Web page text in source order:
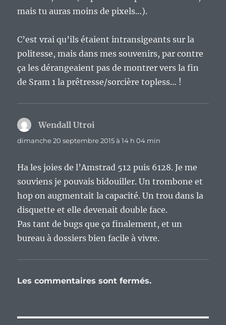
mais tu auras moins de pixels…).
C’est vrai qu’ils étaient intransigeants sur la
politesse, mais dans mes souvenirs, par contre
ça les dérangeaient pas de montrer vers la fin
de Sram 1 la prêtresse/sorcière topless… !
Wendall Utroi
dimanche 20 septembre 2015 à 14 h 04 min
Ha les joies de l’Amstrad 512 puis 6128. Je me
souviens je pouvais bidouiller. Un trombone et
hop on augmentait la capacité. Un trou dans la
disquette et elle devenait double face.
Pas tant de bugs que ça finalement, et un
bureau à dossiers bien facile à vivre.
Les commentaires sont fermés.